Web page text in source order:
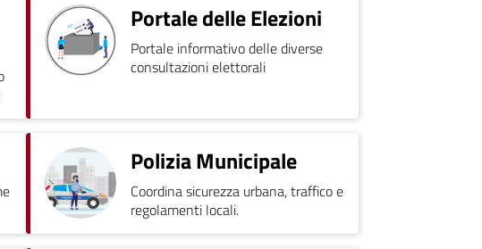
Portale delle Elezioni
Portale informativo delle diverse
consultazioni elettorali
Polizia Municipale
Coordina sicurezza urbana, traffico e
regolamenti locali.